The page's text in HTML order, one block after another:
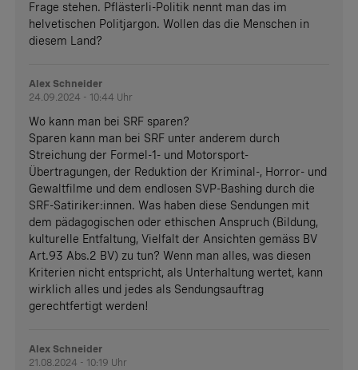
Frage stehen. Pflästerli-Politik nennt man das im
helvetischen Politjargon. Wollen das die Menschen in
diesem Land?
Alex Schneider
24.09.2024 - 10:44 Uhr
Wo kann man bei SRF sparen?
Sparen kann man bei SRF unter anderem durch
Streichung der Formel-1- und Motorsport-
Übertragungen, der Reduktion der Kriminal-, Horror- und
Gewaltfilme und dem endlosen SVP-Bashing durch die
SRF-Satiriker:innen. Was haben diese Sendungen mit
dem pädagogischen oder ethischen Anspruch (Bildung,
kulturelle Entfaltung, Vielfalt der Ansichten gemäss BV
Art.93 Abs.2 BV) zu tun? Wenn man alles, was diesen
Kriterien nicht entspricht, als Unterhaltung wertet, kann
wirklich alles und jedes als Sendungsauftrag
gerechtfertigt werden!
Alex Schneider
21.08.2024 - 10:19 Uhr